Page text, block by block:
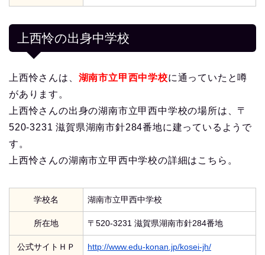
上西怜の出身中学校
上西怜さんは、 湖南市立甲西中学校に通っていたと噂
があります。
上西怜さんの出身の湖南市立甲西中学校の場所は、〒
520-3231 滋賀県湖南市針284番地に建っているようで
す。
上西怜さんの湖南市立甲西中学校の詳細はこちら。
学校名 湖南市立甲西中学校
所在地 〒520-3231 滋賀県湖南市針284番地
公式サイトＨＰ http://www.edu-konan.jp/kosei-jh/